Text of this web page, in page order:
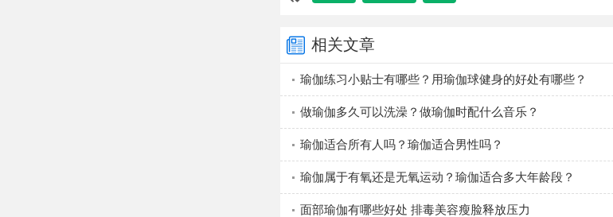
密不透风的空间，尤其是对缺氧环境特别容易感到敏感的
身体健康且经验老到的瑜珈高手，建议还是选择有专业指
全。
在练习高温瑜伽的过程中也有很多的注意事项，首先
能够展现体形，以便随时查看动作的准确性，有弹性、贴
衣短裤，以便于观察动作，女士应选择穿运动型内衣，男
要准备两条自用的毛巾放在身体旁边，因为环境的高温会
保持垫子清洁，起防滑作用，另外一条毛巾用于擦汗。
相关文章
瑜伽练习小贴士有哪些？用瑜伽球健身的好处有哪些？
做瑜伽多久可以洗澡？做瑜伽时配什么音乐？
瑜伽适合所有人吗？瑜伽适合男性吗？
瑜伽属于有氧还是无氧运动？瑜伽适合多大年龄段？
面部瑜伽有哪些好处 排毒美容瘦脸释放压力